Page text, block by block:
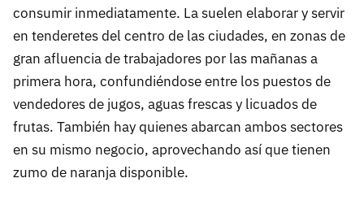
consumir inmediatamente. La suelen elaborar y servir
en tenderetes del centro de las ciudades, en zonas de
gran afluencia de trabajadores por las mañanas a
primera hora, confundiéndose entre los puestos de
vendedores de jugos, aguas frescas y licuados de
frutas. También hay quienes abarcan ambos sectores
en su mismo negocio, aprovechando así que tienen
zumo de naranja disponible.